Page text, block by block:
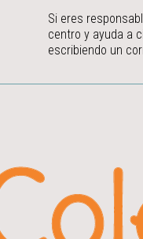
Si eres
centro y ayuda a
escribiendo un